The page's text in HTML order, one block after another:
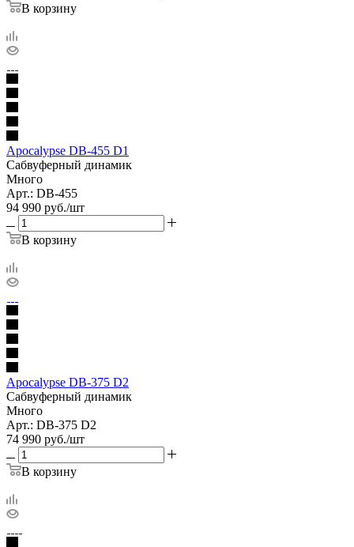
В корзину
Apocalypse DB-455 D1
Сабвуферный динамик
Много
Арт.: DB-455
94 990 руб./шт
В корзину
Apocalypse DB-375 D2
Сабвуферный динамик
Много
Арт.: DB-375 D2
74 990 руб./шт
В корзину